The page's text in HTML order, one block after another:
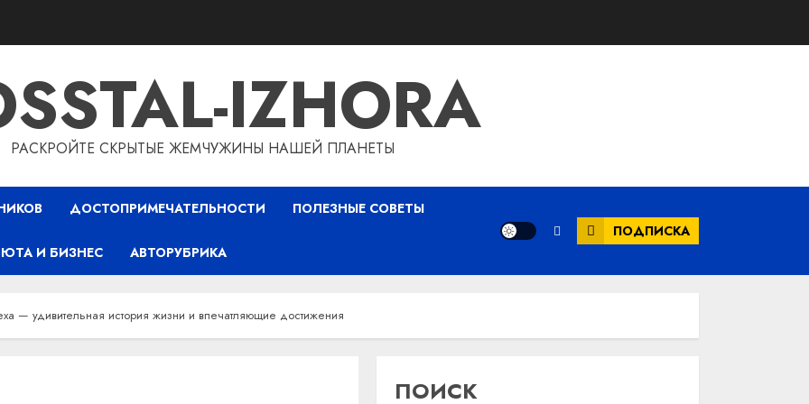
IZHORA
РАСКРОЙТЕ СКРЫТЫЕ ЖЕМЧУЖИНЫ НАШЕЙ ПЛАНЕТЫ
ДОСТОПРИМЕЧАТЕЛЬНОСТИ ПОЛЕЗНЫЕ СОВЕТЫ
И БИЗНЕС АВТОРУБРИКА
ПОДПИСКА
— удивительная история жизни и впечатляющие достижения
ПОИСК